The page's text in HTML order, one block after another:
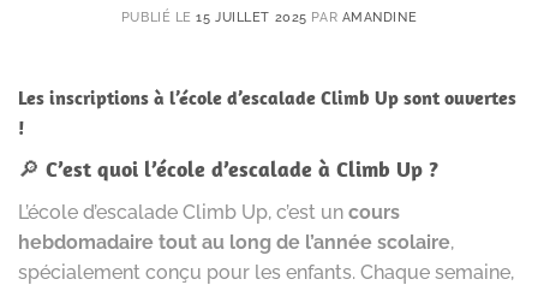
PUBLIÉ LE15 JUILLET 2025 PAR AMANDINE
Les inscriptions à l’école d’escalade Climb Up sont ouvertes
!
🔎 C’est quoi l’école d’escalade à Climb Up ?
L’école d’escalade Climb Up, c’est un cours
hebdomadaire tout au long de l’année scolaire,
spécialement conçu pour les enfants. Chaque semaine,